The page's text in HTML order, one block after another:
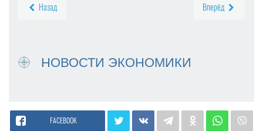
Назад Вперёд
НОВОСТИ ЭКОНОМИКИ
FACEBOOK